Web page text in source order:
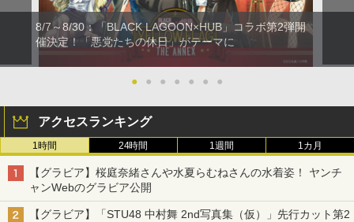
8/7～8/30：「BLACK LAGOON×HUB」コラボ第2弾開
催決定！「悪党たちの休日」がテーマに
● ● ● ● ● ● ●
アクセスランキング
1時間 24時間 1週間 1カ月
【グラビア】桜庭奈緒さんや水夏らむねさんの水着姿！ ヤンチ
ャンWebのグラビア公開
【グラビア】「STU48 中村舞 2nd写真集（仮）」先行カット第2